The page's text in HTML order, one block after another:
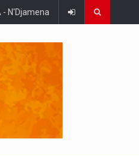
- N'Djamena